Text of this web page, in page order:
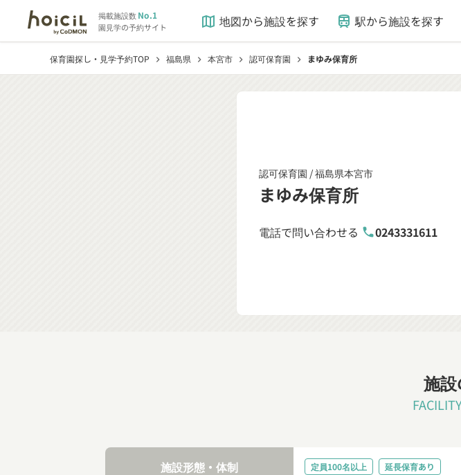
掲載施設数No.1
園見学の予約サイト map 地図から施設を探す train 駅から施設を探す
保育園探し・見学予約TOP chevron_right 福島県 chevron_right 本宮市 chevron_right 認可保育園 chevron_right まゆみ保育所
認可保育園 /福島県本宮市
まゆみ保育所
電話で問い合わせる phone0243331611
施
施設形態・体制 定員100名以上 延長保育あり